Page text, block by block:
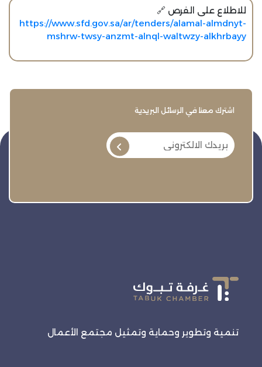
للاطلاع على الفرص 🔗
https://www.sfd.gov.sa/ar/tenders/alamal-almdnyt-
mshrw-twsy-anzmt-alnql-waltwzy-alkhrbayy
اشترك معنا في الرسائل البريدية
تنمية وتطوير وحماية وتمثيل مجتمع الأعمال